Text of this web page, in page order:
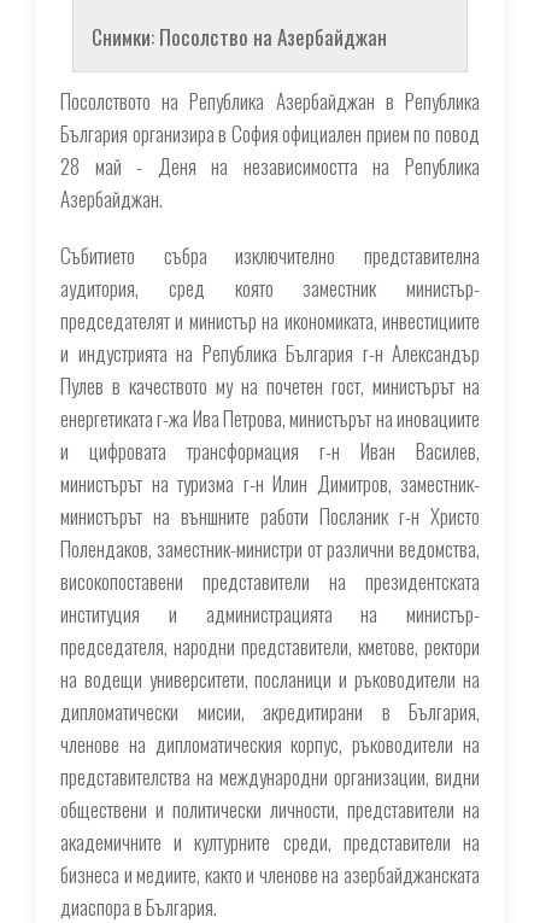
Снимки: Посолство на Азербайджан
Посолството на Република Азербайджан в Република
България организира в София официален прием по повод
28 май - Деня на независимостта на Република
Азербайджан.
Събитието събра изключително представителна
аудитория, сред която заместник министър-
председателят и министър на икономиката, инвестициите
и индустрията на Република България г-н Александър
Пулев в качеството му на почетен гост, министърът на
енергетиката г-жа Ива Петрова, министърът на иновациите
и цифровата трансформация г-н Иван Василев,
министърът на туризма г-н Илин Димитров, заместник-
министърът на външните работи Посланик г-н Христо
Полендаков, заместник-министри от различни ведомства,
високопоставени представители на президентската
институция и администрацията на министър-
председателя, народни представители, кметове, ректори
на водещи университети, посланици и ръководители на
дипломатически мисии, акредитирани в България,
членове на дипломатическия корпус, ръководители на
представителства на международни организации, видни
обществени и политически личности, представители на
академичните и културните среди, представители на
бизнеса и медиите, както и членове на азербайджанската
диаспора в България.